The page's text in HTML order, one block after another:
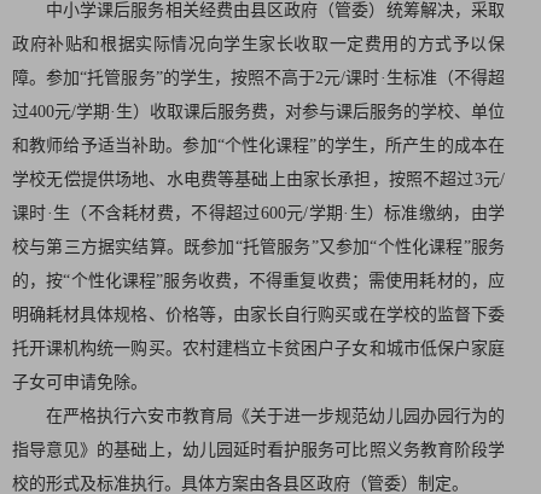
中小学课后服务相关经费由县区政府（管委）统筹解决，采取
政府补贴和根据实际情况向学生家长收取一定费用的方式予以保
障。参加“托管服务”的学生，按照不高于2元/课时·生标准（不得超
过400元/学期·生）收取课后服务费，对参与课后服务的学校、单位
和教师给予适当补助。参加“个性化课程”的学生，所产生的成本在
学校无偿提供场地、水电费等基础上由家长承担，按照不超过3元/
课时·生（不含耗材费，不得超过600元/学期·生）标准缴纳，由学
校与第三方据实结算。既参加“托管服务”又参加“个性化课程”服务
的，按“个性化课程”服务收费，不得重复收费；需使用耗材的，应
明确耗材具体规格、价格等，由家长自行购买或在学校的监督下委
托开课机构统一购买。农村建档立卡贫困户子女和城市低保户家庭
子女可申请免除。
在严格执行六安市教育局《关于进一步规范幼儿园办园行为的
指导意见》的基础上，幼儿园延时看护服务可比照义务教育阶段学
校的形式及标准执行。具体方案由各县区政府（管委）制定。